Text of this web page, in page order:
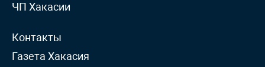
ЧП Хакасии
Контакты
Газета Хакасия